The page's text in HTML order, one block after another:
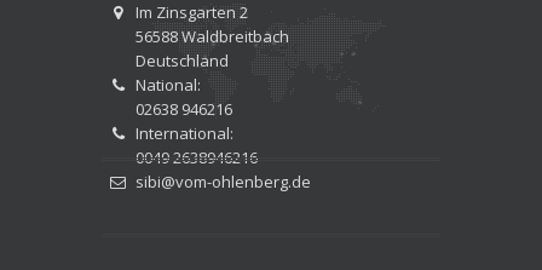
Im Zinsgarten 2
56588 Waldbreitbach
Deutschland
National:
02638 946216
International:
0049 2638946216
sibi@vom-ohlenberg.de